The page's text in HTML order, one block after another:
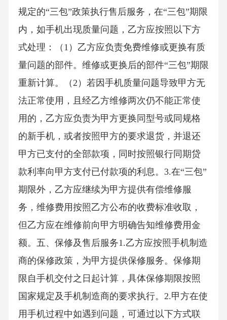
规定的“三包”政策执行售后服务，在“三包”期限
内，如手机出现质量问题，乙方应按照以下方
式处理：（1）乙方应负责免费维修或更换有质
量问题的部件。维修或更换后的部件“三包”期限
重新计算。（2）若因手机质量问题导致甲方无
法正常使用，且经乙方维修两次仍不能正常使
用的，乙方应负责为甲方更换同型号或同规格
的新手机，或者按照甲方的要求退货，并退还
甲方已支付的全部款项，同时按照银行同期贷
款利率向甲方支付已付款项的利息。3.在“三包”
期限外，乙方应继续为甲方提供有偿维修服
务，维修费用按照乙方公布的收费标准收取，
但乙方应在维修前向甲方明确告知维修费用金
额。五、保修及售后服务1.乙方应按照手机制造
商的保修政策，为甲方提供保修服务。保修期
限自手机交付之日起计算，具体保修期限按照
国家规定及手机制造商的要求执行。2.甲方在使
用手机过程中如遇到问题，可通过以下方式联